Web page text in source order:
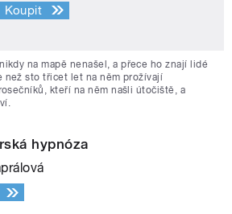
Koupit
na mapě nenašel, a přece ho znají lidé
než sto třicet let na něm prožívají
kteří na něm našli útočiště, a
hypnóza